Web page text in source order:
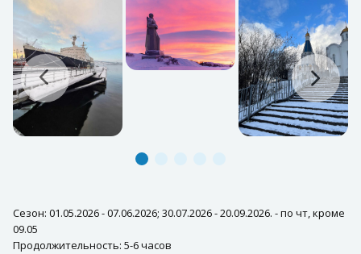
Сезон: 01.05.2026 - 07.06.2026; 30.07.2026 - 20.09.2026. - по чт, кроме
09.05
Продолжительность: 5-6 часов